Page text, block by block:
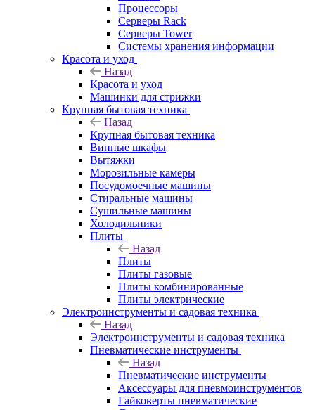
Процессоры
Серверы Rack
Серверы Tower
Системы хранения информации
Красота и уход
Назад
Красота и уход
Машинки для стрижки
Крупная бытовая техника
Назад
Крупная бытовая техника
Винные шкафы
Вытяжки
Морозильные камеры
Посудомоечные машины
Стиральные машины
Сушильные машины
Холодильники
Плиты
Назад
Плиты
Плиты газовые
Плиты комбинированные
Плиты электрические
Электроинструменты и садовая техника
Назад
Электроинструменты и садовая техника
Пневматические инструменты
Назад
Пневматические инструменты
Аксессуары для пневмоинструментов
Гайковерты пневматические